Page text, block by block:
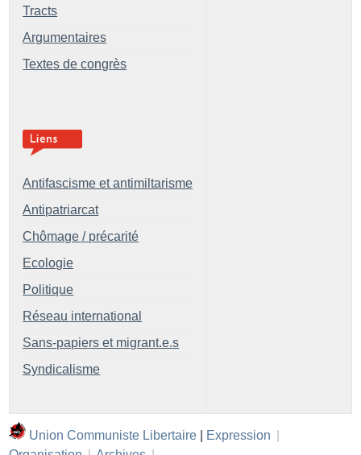
Tracts
Argumentaires
Textes de congrès
Antifascisme et antimiltarisme
Antipatriarcat
Chômage / précarité
Ecologie
Politique
Réseau international
Sans-papiers et migrant.e.s
Syndicalisme
Union Communiste Libertaire Expression